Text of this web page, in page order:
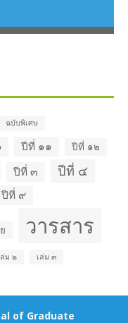
ฉบับพิเศษ
ปีที่ ๑๑
ปีที่ ๑๒
ปีที่ ๓ ปีที่ ๔
ปีที่ ๙
วารสาร
ล่ม ๒ เล่ม ๓
of Graduate